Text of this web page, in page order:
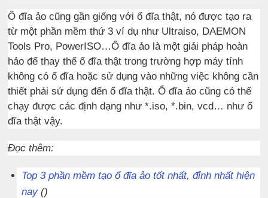
Ổ đĩa ảo cũng gần giống với ổ đĩa thật, nó được tạo ra
từ một phần mềm thứ 3 ví dụ như Ultraiso, DAEMON
Tools Pro, PowerISO…Ổ đĩa ảo là một giải pháp hoàn
hảo để thay thế ổ đĩa thật trong trường hợp máy tính
không có ổ đĩa hoặc sử dụng vào những việc không cần
thiết phải sử dụng đến ổ đĩa thật. Ổ đĩa ảo cũng có thể
chạy được các định dạng như *.iso, *.bin, vcd… như ổ
đĩa thật vậy.
Đọc thêm:
Top 3 phần mềm tạo ổ đĩa ảo tốt nhất, đỉnh nhất hiện
nay()